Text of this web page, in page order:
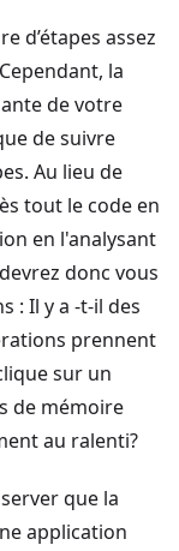
d’étapes assez
la
de votre
de suivre
Au lieu de
tout le code en
en l'analysant
donc vous
: Il y a -t-il des
prennent
sur un
de mémoire
au ralenti?
que la
application